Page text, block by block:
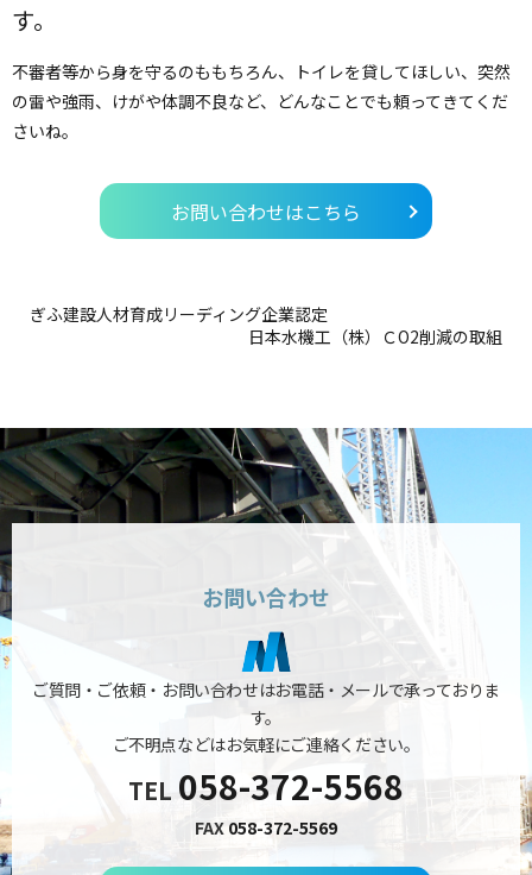
す。
不審者等から身を守るのももちろん、トイレを貸してほしい、突然
の雷や強雨、けがや体調不良など、どんなことでも頼ってきてくだ
さいね。
お問い合わせはこちら
ぎふ建設人材育成リーディング企業認定
日本水機工（株）ＣO2削減の取組
お問い合わせ
ご質問・ご依頼・お問い合わせはお電話・メールで承っておりま
す。
ご不明点などはお気軽にご連絡ください。
TEL 058-372-5568
FAX 058-372-5569